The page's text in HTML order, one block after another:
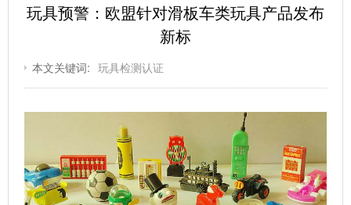
玩具预警：欧盟针对滑板车类玩具产品发布
新标
本文关键词: 玩具检测认证